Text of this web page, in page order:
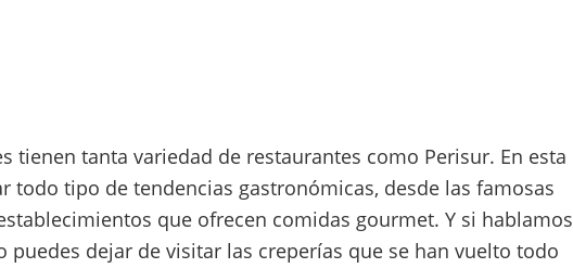
tienen tanta variedad de restaurantes como Perisur. En esta
todo tipo de tendencias gastronómicas, desde las famosas
que ofrecen comidas gourmet. Y si hablamos
puedes dejar de visitar las creperías que se han vuelto todo